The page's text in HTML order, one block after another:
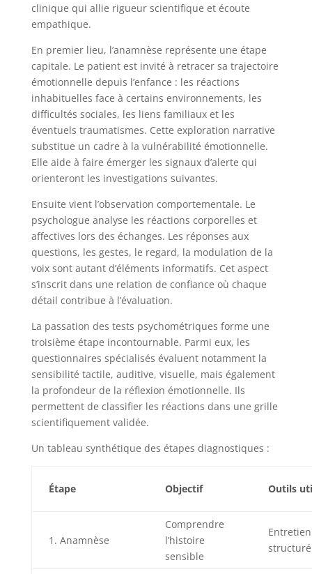
clinique qui allie rigueur scientifique et écoute
empathique.
En premier lieu, l’anamnèse représente une étape
capitale. Le patient est invité à retracer sa trajectoire
émotionnelle depuis l’enfance : les réactions
inhabituelles face à certains environnements, les
difficultés sociales, les liens familiaux et les
éventuels traumatismes. Cette exploration narrative
substitue un cadre à la vulnérabilité émotionnelle.
Elle aide à faire émerger les signaux d’alerte qui
orienteront les investigations suivantes.
Ensuite vient l’observation comportementale. Le
psychologue analyse les réactions corporelles et
affectives lors des échanges. Les réponses aux
questions, les gestes, le regard, la modulation de la
voix sont autant d’éléments informatifs. Cet aspect
s’inscrit dans une relation de confiance où chaque
détail contribue à l’évaluation.
La passation des tests psychométriques forme une
troisième étape incontournable. Parmi eux, les
questionnaires spécialisés évaluent notamment la
sensibilité tactile, auditive, visuelle, mais également
la profondeur de la réflexion émotionnelle. Ils
permettent de classifier les réactions dans une grille
scientifiquement validée.
Un tableau synthétique des étapes diagnostiques :
Étape Objectif Outils
1. Anamnèse
Comprendre
l’histoire
sensible
structuré